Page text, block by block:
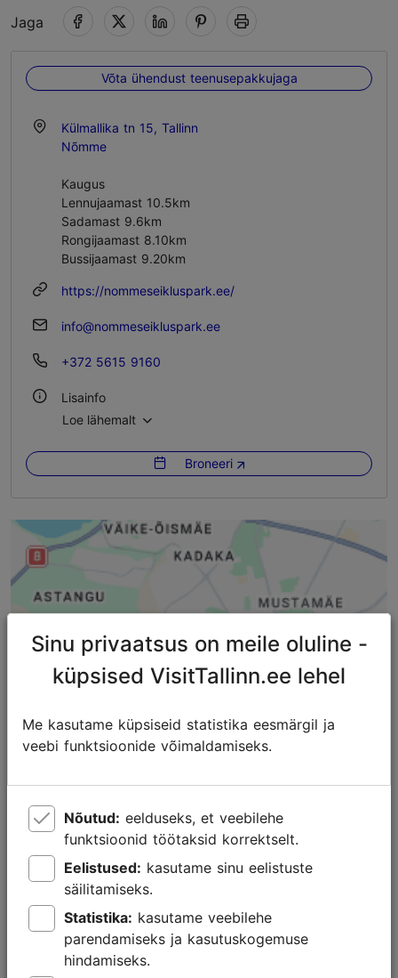
Jaga
Võta ühendust teenusepakkujaga
Külmallika tn 15, Tallinn
Nõmme
Kaugus
Lennujaamast 10.5km
Sadamast 9.6km
Rongijaamast 8.10km
Bussijaamast 9.20km
https://nommeseikluspark.ee/
info@nommeseikluspark.ee
+372 5615 9160
Lisainfo
Loe lähemalt
Broneeri
Lähedalasuvad kohad
Sinu privaatsus on meile oluline -
küpsised VisitTallinn.ee lehel
Me kasutame küpsiseid statistika eesmärgil ja
veebi funktsioonide võimaldamiseks.
Nõutud:
funktsioonid töötaksid korrektselt.
Eelistused:
säilitamiseks.
Statistika:
parendamiseks ja kasutuskogemuse
hindamiseks.